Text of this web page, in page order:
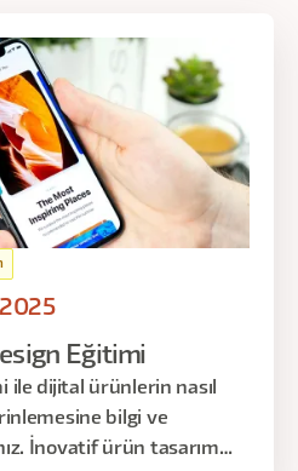
2025
Eğitimi
ile dijital ürünlerin nasıl
bilgi ve
İnovatif ürün tasarım